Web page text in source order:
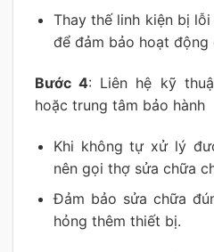
Thay thế linh kiện bị
để đảm bảo hoạt động
Bước 4: Liên hệ kỹ
hoặc trung tâm bảo hành
Khi không tự xử lý
nên gọi thợ sửa chữa
Đảm bảo sửa chữa
hỏng thêm thiết bị.